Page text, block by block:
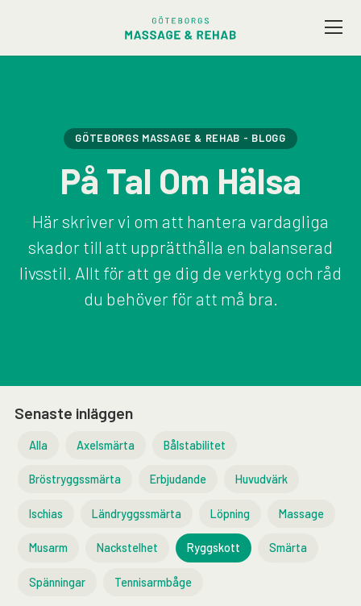
Företagsmassage
Friskvård
Terapeuter
Presentkort
GÖTEBORGS MASSAGE & REHAB - BLOGG
På Tal Om Hälsa
Här skriver vi om att hantera vardagliga
skador till att upprätthålla en balanserad
livsstil. Allt för att ge dig de verktyg och råd
du behöver för att må bra.
Senaste inläggen
Alla Axelsmärta Bålstabilitet
Bröstryggssmärta Erbjudande Huvudvärk
Ischias Ländryggssmärta Löpning Massage
Musarm Nackstelhet Ryggskott Smärta
Spänningar Tennisarmbåge